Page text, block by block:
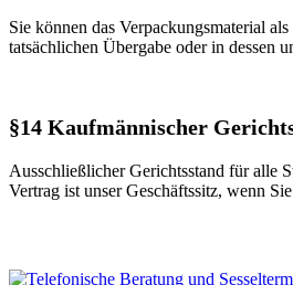
Sie können das Verpackungsmaterial
tatsächlichen Übergabe oder in dessen
§14 Kaufmännischer
Ausschließlicher Gerichtsstand für alle
Vertrag ist unser Geschäftssitz, wenn